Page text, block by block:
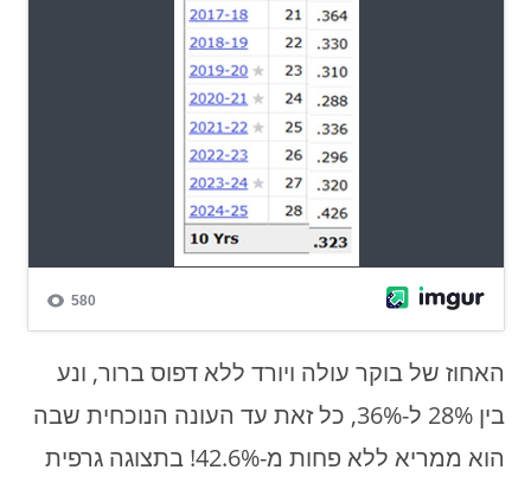
האחוז של בוקר עולה ויורד ללא דפוס ברור, ונע
בין 28% ל-36%, כל זאת עד העונה הנוכחית שבה
הוא ממריא ללא פחות מ-42.6%! בתצוגה גרפית